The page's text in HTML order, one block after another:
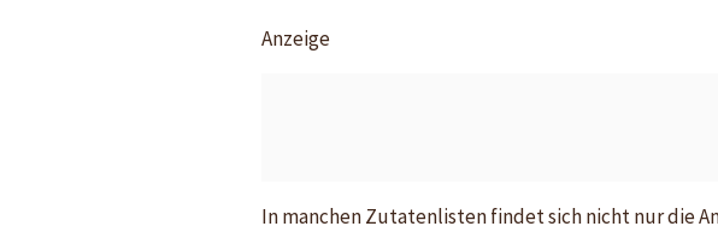
Anzeige
In manchen Zutatenlisten findet sich nicht nur die